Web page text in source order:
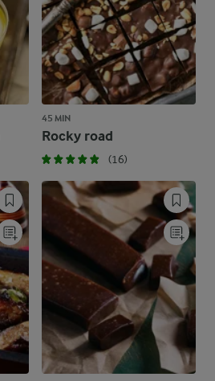
45 MIN
Rocky road
(16)